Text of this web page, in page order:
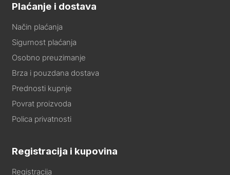
Plaćanje i dostava
Način plaćanja
Sigurnost plaćanja
Osobno preuzimanje
Brza i pouzdana dostava
Prednosti kupnje
Povrat proizvoda
Polica privatnosti
Registracija i kupovina
Registracija